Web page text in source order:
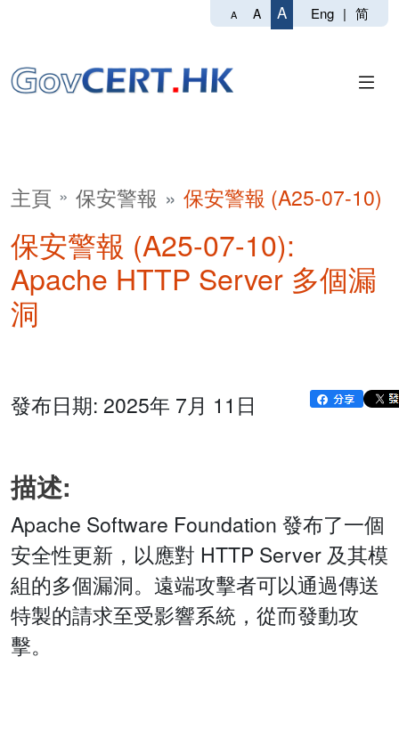
A A A Eng | 简
主頁 保安警報 保安警報 (A25-07-10)
保安警報 (A25-07-10):
Apache HTTP Server 多個漏
洞
發布日期: 2025年 7月 11日
描述:
Apache Software Foundation 發布了一個
安全性更新，以應對 HTTP Server 及其模
組的多個漏洞。遠端攻擊者可以通過傳送
特製的請求至受影響系統，從而發動攻
擊。